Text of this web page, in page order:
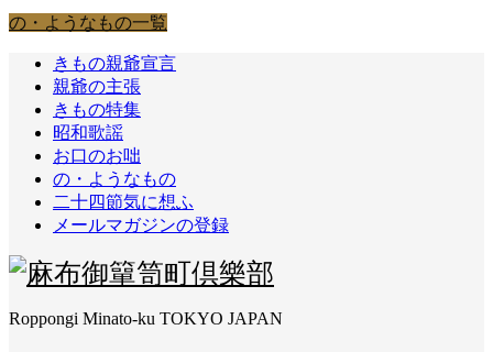
の・ようなもの一覧
きもの親爺宣言
親爺の主張
きもの特集
昭和歌謡
お口のお咄
の・ようなもの
二十四節気に想ふ
メールマガジンの登録
Roppongi Minato-ku TOKYO JAPAN